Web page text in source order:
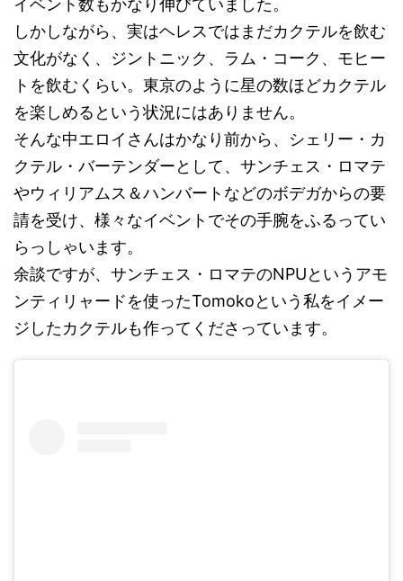
イベント数もかなり伸びていました。
しかしながら、実はヘレスではまだカクテルを飲む
文化がなく、ジントニック、ラム・コーク、モヒー
トを飲むくらい。東京のように星の数ほどカクテル
を楽しめるという状況にはありません。
そんな中エロイさんはかなり前から、シェリー・カ
クテル・バーテンダーとして、サンチェス・ロマテ
やウィリアムス＆ハンバートなどのボデガからの要
請を受け、様々なイベントでその手腕をふるってい
らっしゃいます。
余談ですが、サンチェス・ロマテのNPUというアモ
ンティリャードを使ったTomokoという私をイメー
ジしたカクテルも作ってくださっています。